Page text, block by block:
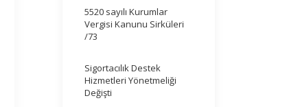
5520 sayılı Kurumlar
Vergisi Kanunu Sirküleri
/73
Sigortacılık Destek
Hizmetleri Yönetmeliği
Değişti